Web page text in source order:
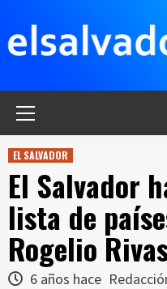
contenido
EL SALVADOR
El Salvador
lista de
Rogelio
6 años hace